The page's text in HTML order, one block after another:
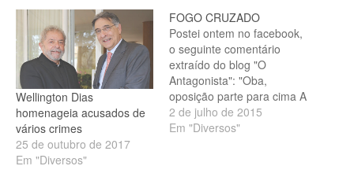
Wellington Dias
homenageia acusados de
vários crimes
25 de outubro de 2017
Em "Diversos"
FOGO CRUZADO
Postei ontem no facebook,
o seguinte comentário
extraído do blog "O
Antagonista": "Oba,
oposição parte para cima A
oposição foi à tribuna do
Senado para pedir a
2 de julho de 2015
Em "Diversos"